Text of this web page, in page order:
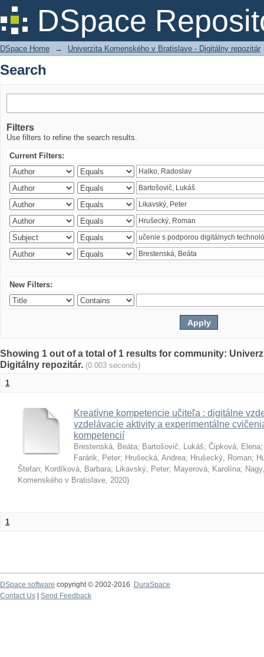
DSpace
Search
DSpace Home → Univerzita Komenského v Bratislave - Digitálny repozitár
Search
Filters
Use filters to refine the search results.
Current Filters:
New Filters:
Showing 1 out of a total of 1 results for community:
Digitálny repozitár. (0.003 seconds)
1
Kreatívne kompetencie učiteľa : digitálne
vzdelávacie aktivity a experimentálne
kompetencií
Brestenská, Beáta; Bartošovič, Lukáš; Čipková, Elena
Farárik, Peter; Hrušecká, Andrea; Hrušecký, Roman;
Štefan; Kordíková, Barbara; Likavský, Peter; Mayerová, Karolína;
Komenského v Bratislave, 2020)
1
DSpace software copyright © 2002-2016
DuraSpace
Contact Us
Send Feedback